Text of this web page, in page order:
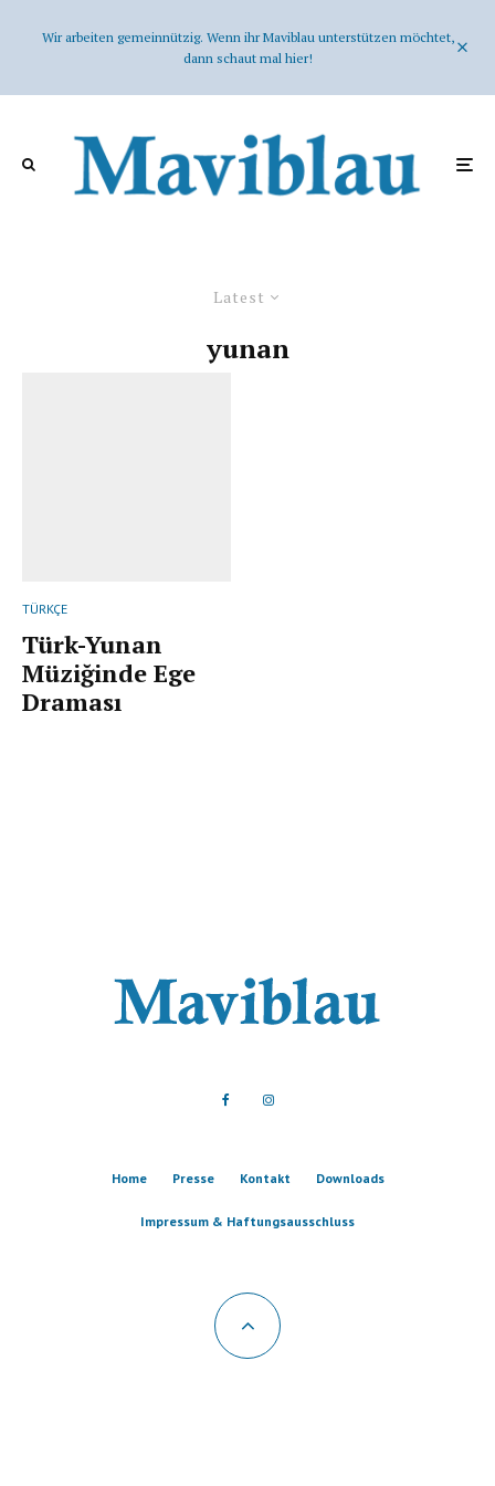
Wir arbeiten gemeinnützig. Wenn ihr Maviblau unterstützen möchtet,
dann schaut mal hier!
Latest
yunan
TÜRKÇE
Türk-Yunan
Müziğinde Ege
Draması
Home Presse Kontakt Downloads
Impressum & Haftungsausschluss